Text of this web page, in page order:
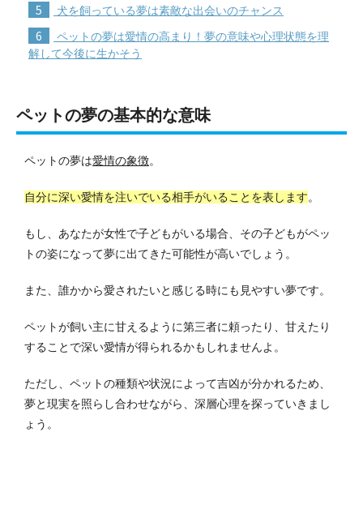
5 犬を飼っている夢は素敵な出会いのチャンス
6
ペットの夢は愛情の高まり！夢の意味や心理状態を理
解して今後に生かそう
ペットの夢の基本的な意味
ペットの夢は愛情の象徴。
自分に深い愛情を注いでいる相手がいることを表します。
もし、あなたが女性で子どもがいる場合、その子どもがペッ
トの姿になって夢に出てきた可能性が高いでしょう。
また、誰かから愛されたいと感じる時にも見やすい夢です。
ペットが飼い主に甘えるように第三者に頼ったり、甘えたり
することで深い愛情が得られるかもしれませんよ。
ただし、ペットの種類や状況によって吉凶が分かれるため、
夢と現実を照らし合わせながら、深層心理を探っていきまし
ょう。